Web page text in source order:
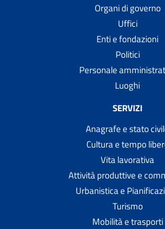
Organi di governo
Uffici
Enti e fondazioni
Politici
Personale
Luoghi
SERVIZI
Anagrafe e stato
Cultura e tempo
Vita lavorativa
Attività produttive e
Urbanistica e
Turismo
Mobilità e trasporti